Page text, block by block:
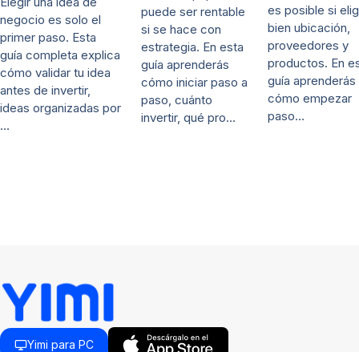
negocio es solo el
primer paso. Esta
guía completa explica
cómo validar tu idea
antes de invertir,
ideas organizadas por
…
puede ser rentable
si se hace con
estrategia. En esta
guía aprenderás
cómo iniciar paso a
paso, cuánto
invertir, qué pro…
es posible si
bien ubicación,
proveedores y
productos. En
guía aprenderás
cómo empezar
paso…
Yimi para PC